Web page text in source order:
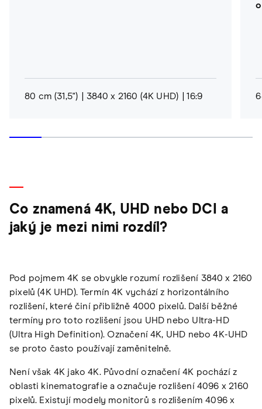
80 cm (31,5") 3840 x 2160 (4K UHD) 16:9
Co znamená 4K, UHD nebo DCI a
jaký je mezi nimi rozdíl?
Pod pojmem 4K se obvykle rozumí rozlišení 3840 x 2160
pixelů (4K UHD). Termín 4K vychází z horizontálního
rozlišení, které činí přibližně 4000 pixelů. Další běžné
termíny pro toto rozlišení jsou UHD nebo Ultra-HD
(Ultra High Definition). Označení 4K, UHD nebo 4K-UHD
se proto často používají zaměnitelně.
Není však 4K jako 4K. Původní označení 4K pochází z
oblasti kinematografie a označuje rozlišení 4096 x 2160
pixelů. Existují modely monitorů s rozlišením 4096 x